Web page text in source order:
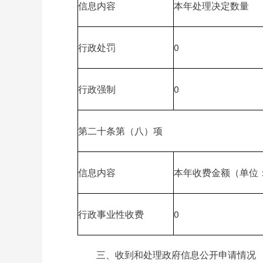
信息内容 本年处理决定数量
行政处罚 0
行政强制 0
第二十条第（八）项
信息内容 本年收费金额（单位
行政事业性收费 0
三、收到和处理政府信息公开申请情况